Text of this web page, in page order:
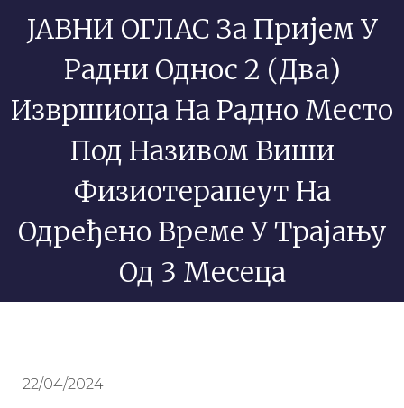
ЈАВНИ ОГЛАС За Пријем У
Радни Однос 2 (два)
Извршиоца На Радно Место
Под Називом Виши
Физиотерапеут На
Одређено Време У Трајању
Од 3 Месеца
22/04/2024